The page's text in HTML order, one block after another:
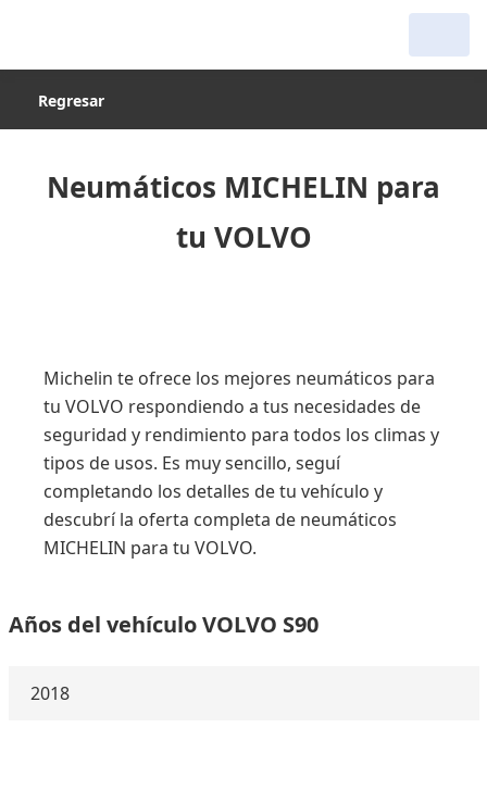
Regresar
Neumáticos MICHELIN para
tu VOLVO
Michelin te ofrece los mejores neumáticos para
tu VOLVO respondiendo a tus necesidades de
seguridad y rendimiento para todos los climas y
tipos de usos. Es muy sencillo, seguí
completando los detalles de tu vehículo y
descubrí la oferta completa de neumáticos
MICHELIN para tu VOLVO.
Años del vehículo VOLVO S90
2018